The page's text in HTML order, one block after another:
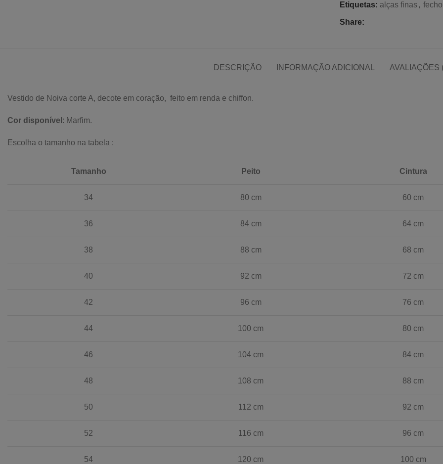
Etiquetas: alças finas, fecho
Share:
DESCRIÇÃO INFORMAÇÃO ADICIONAL AVALIAÇÕES
Vestido de Noiva corte A, decote em coração, feito em renda e chiffon.
Cor disponível : Marfim.
Escolha o tamanho na tabela :
Tamanho Peito Cintura
34 80 cm 60 cm
36 84 cm 64 cm
38 88 cm 68 cm
40 92 cm 72 cm
42 96 cm 76 cm
44 100 cm 80 cm
46 104 cm 84 cm
48 108 cm 88 cm
50 112 cm 92 cm
52 116 cm 96 cm
54 120 cm 100 cm